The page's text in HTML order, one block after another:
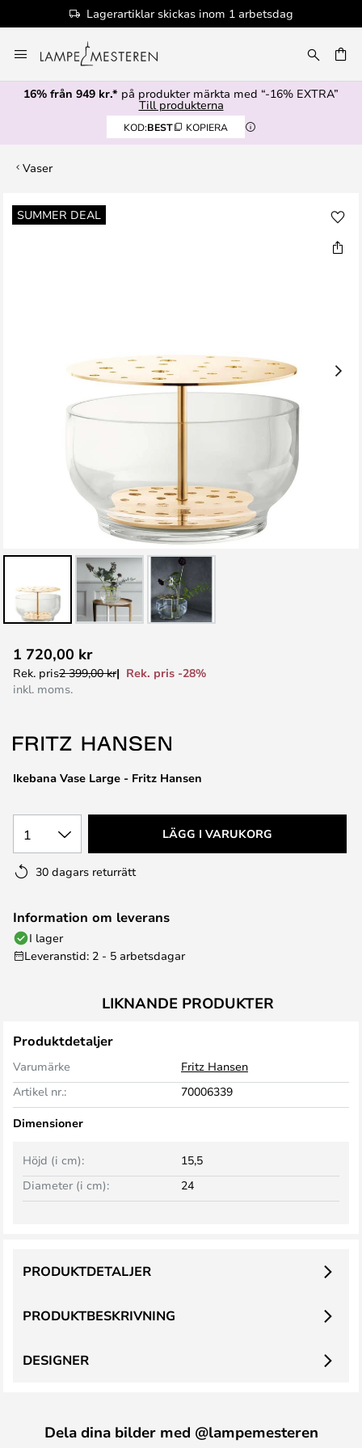
100+ designervarumärken
till
innehållet
16% från 949 kr.* på produkter märkta med “-16% EXTRA”
Till produkterna
KOD:BEST KOPIERA
Vaser
SUMMER DEAL
Hoppa
till
till
början
Ikebana Vase Large - Fritz Hansen
1 720,00 kr
Rek. pris2 399,00 kr
Rek. pris -28%
inkl. moms.
1 LÄGG I VARUKORG
30 dagars returrätt
Information om leverans
I lager
Leveranstid: 2 - 5 arbetsdagar
LIKNANDE PRODUKTER
Produktdetaljer
Varumärke
Fritz Hansen
Artikel nr.:
70006339
Dimensioner
Höjd (i cm):
15,5
Diameter (i cm):
24
PRODUKTBESKRIVNING
PRODUKTDETALJER
DESIGNER
Dela dina bilder med @lampemesteren